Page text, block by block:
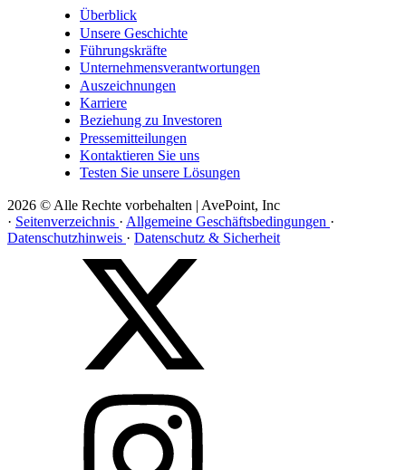
Überblick
Unsere Geschichte
Führungskräfte
Unternehmensverantwortungen
Auszeichnungen
Karriere
Beziehung zu Investoren
Pressemitteilungen
Kontaktieren Sie uns
Testen Sie unsere Lösungen
2026 © Alle Rechte vorbehalten | AvePoint, Inc
· Seitenverzeichnis · Allgemeine Geschäftsbedingungen ·
Datenschutzhinweis · Datenschutz & Sicherheit